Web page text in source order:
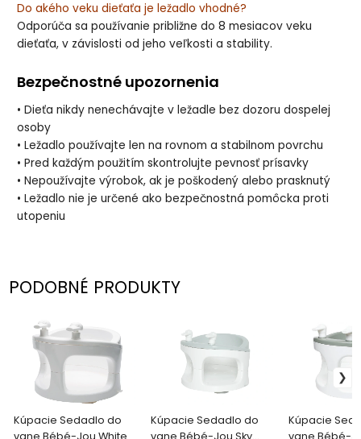
Do akého veku dieťaťa je ležadlo vhodné?
Odporúča sa používanie približne do 8 mesiacov veku
dieťaťa, v závislosti od jeho veľkosti a stability.
Bezpečnostné upozornenia
• Dieťa nikdy nenechávajte v ležadle bez dozoru dospelej
osoby
• Ležadlo používajte len na rovnom a stabilnom povrchu
• Pred každým použitím skontrolujte pevnosť prísavky
• Nepoužívajte výrobok, ak je poškodený alebo prasknutý
• Ležadlo nie je určené ako bezpečnostná pomôcka proti
utopeniu
PODOBNÉ PRODUKTY
Kúpacie Sedadlo do
vane Bébé-Jou White
Kúpacie Sedadlo do
vane Bébé-Jou Sky
Kúpacie
vane Bébé-